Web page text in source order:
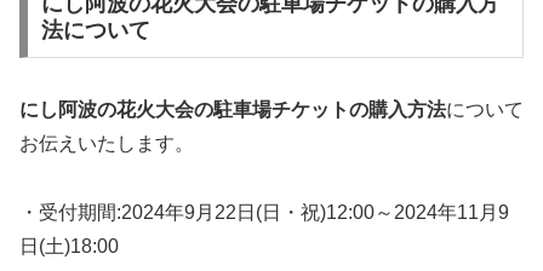
法について
にし阿波の花火大会の駐車場チケットの購入方法について
お伝えいたします。
・受付期間:2024年9月22日(日・祝)12:00～2024年11月9
日(土)18:00